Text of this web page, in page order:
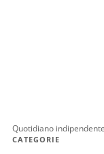
Quotidiano
CATEGORIE